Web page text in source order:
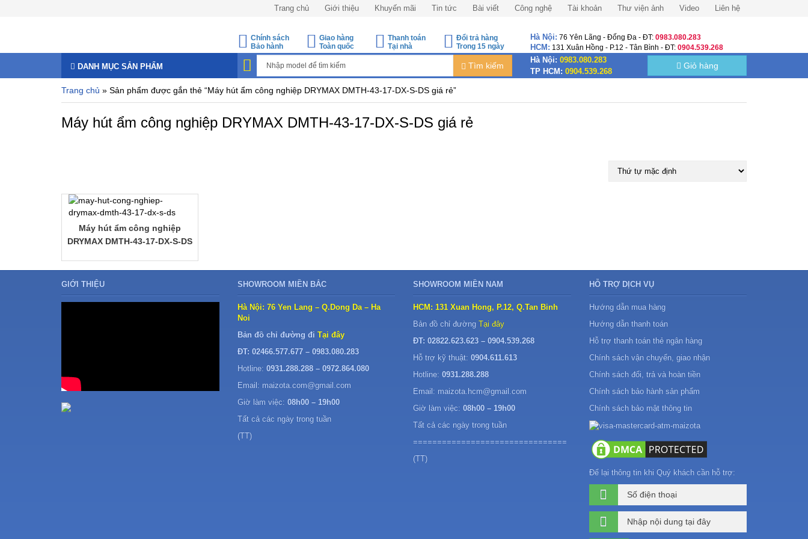
Trang chủ Giới thiệu Khuyến mãi Tin tức Bài viết Công nghệ Tài khoản Thư viện ảnh Video Liên hệ
Chính sách
Bảo hành
Giao hàng
Toàn quốc
Thanh toán
Tại nhà
Đổi trả hàng
Trong 15 ngày
Hà Nội: 76 Yên Lãng - Đống Đa - ĐT: 0983.080.283
HCM: 131 Xuân Hồng - P.12 - Tân Bình - ĐT: 0904.539.268
DANH MỤC SẢN PHẨM Tìm kiếm
Hà Nội: 0983.080.283
TP HCM: 0904.539.268
Giỏ hàng
Trang chủ » Sản phẩm được gắn thẻ “Máy hút ẩm công nghiệp DRYMAX DMTH-43-17-DX-S-DS giá rẻ”
Máy hút ẩm công nghiệp DRYMAX DMTH-43-17-DX-S-DS giá rẻ
Máy hút ẩm công nghiệp
DRYMAX DMTH-43-17-DX-S-DS
GIỚI THIỆU SHOWROOM MIỀN BẮC
Hà Nội: 76 Yen Lang – Q.Dong Da – Ha
Noi
Bản đồ chỉ đường đi Tại đây
ĐT: 02466.577.677 – 0983.080.283
Hotline: 0931.288.288 – 0972.864.080
Email: maizota.com@gmail.com
Giờ làm việc: 08h00 – 19h00
Tất cả các ngày trong tuần
(TT)
SHOWROOM MIỀN NAM
HCM: 131 Xuan Hong, P.12, Q.Tan Binh
Bản đồ chỉ đường Tại đây
ĐT: 02822.623.623 – 0904.539.268
Hỗ trợ kỹ thuật: 0904.611.613
Hotline: 0931.288.288
Email: maizota.hcm@gmail.com
Giờ làm việc: 08h00 – 19h00
Tất cả các ngày trong tuần
================================
(TT)
HỖ TRỢ DỊCH VỤ
Hướng dẫn mua hàng
Hướng dẫn thanh toán
Hỗ trợ thanh toán thẻ ngân hàng
Chính sách vận chuyển, giao nhận
Chính sách đổi, trả và hoàn tiền
Chính sách bảo hành sản phẩm
Chính sách bảo mật thông tin
Để lại thông tin khi Quý khách cần hỗ trợ: